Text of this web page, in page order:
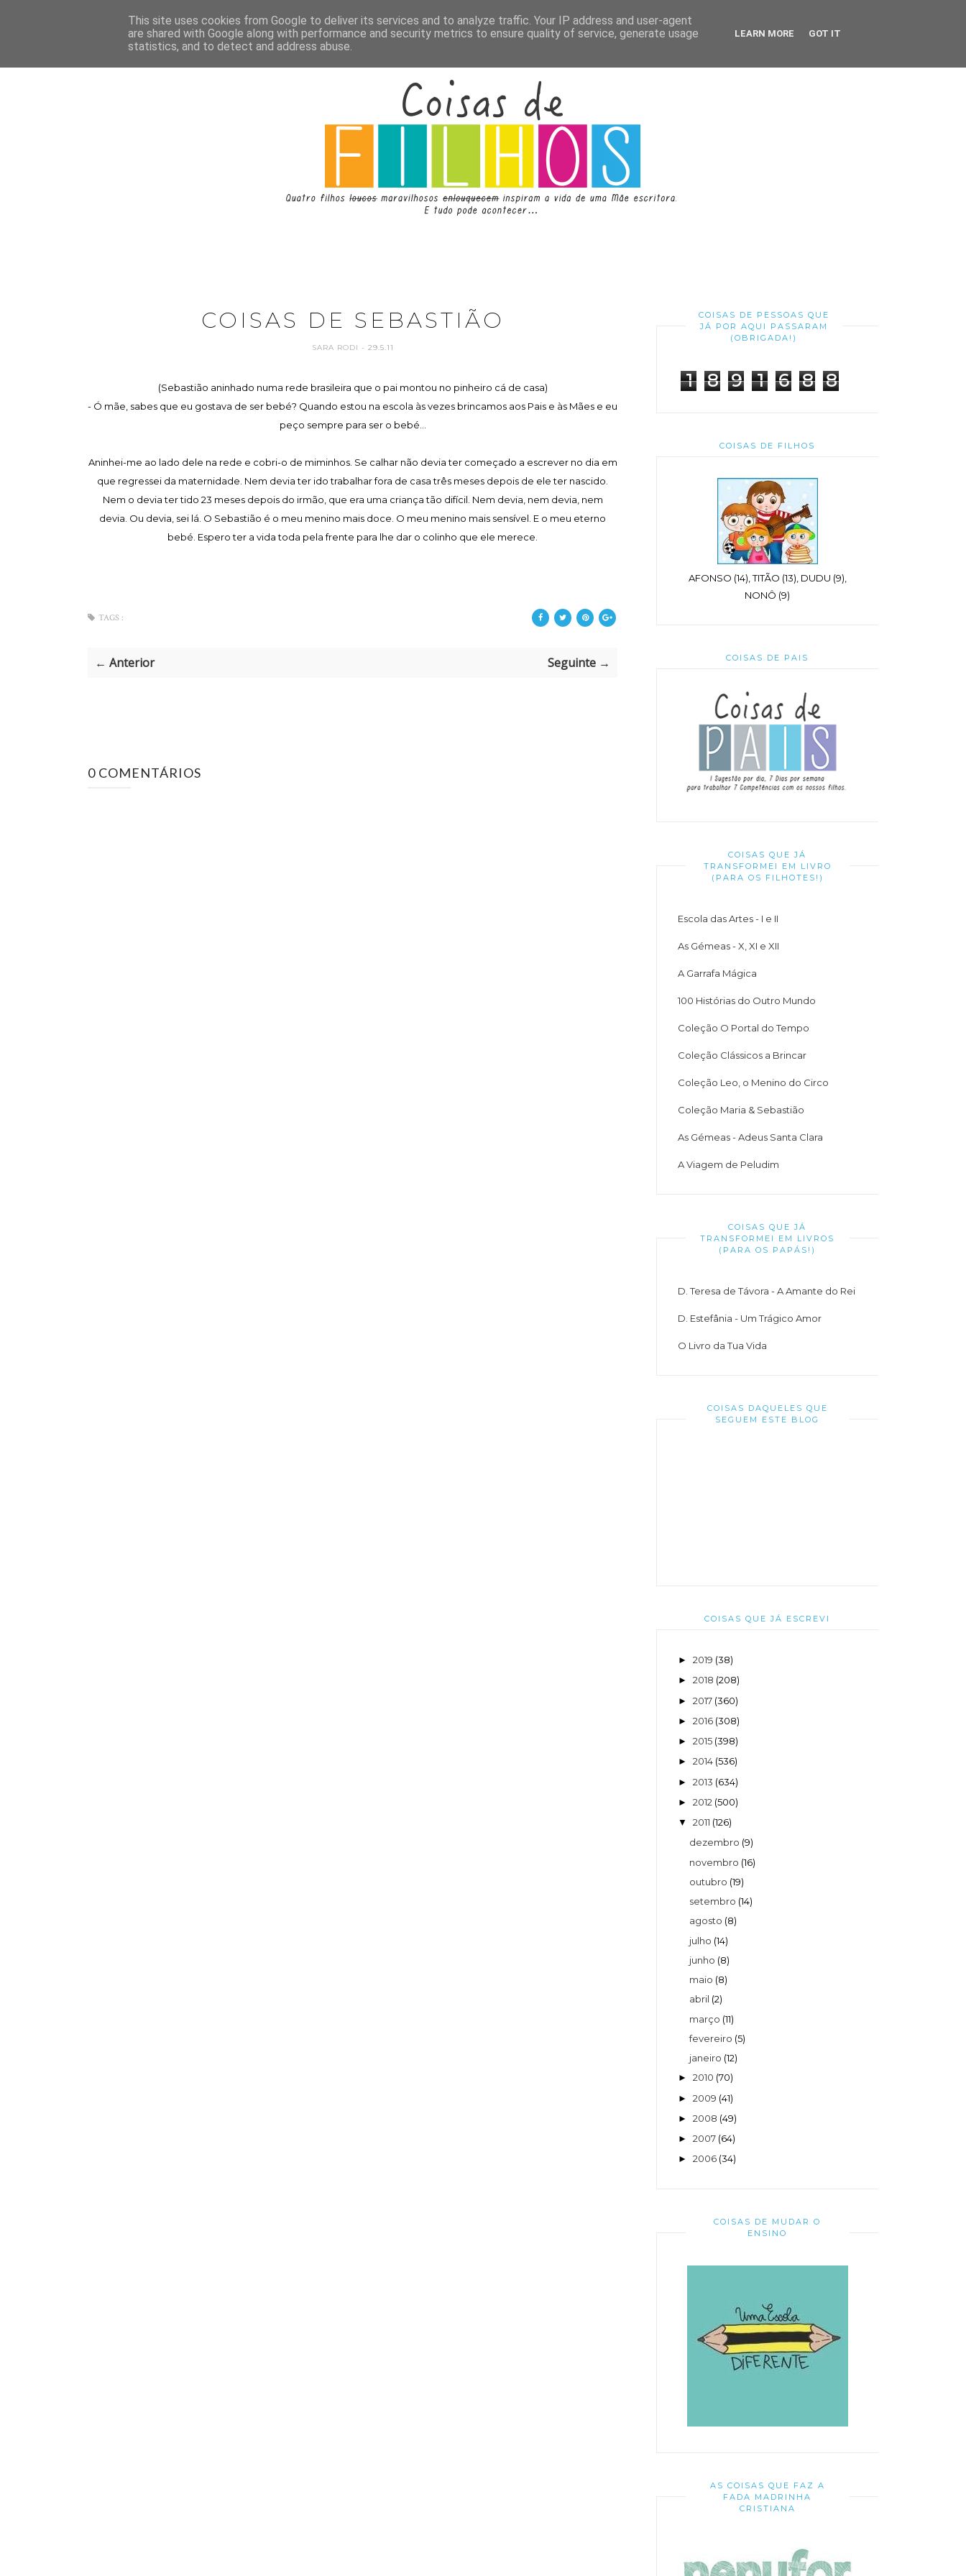
COISAS DE SEBASTIÃO
SARA RODI - 29.5.11
(Sebastião aninhado numa rede brasileira que o pai montou no pinheiro cá de casa)
- Ó mãe, sabes que eu gostava de ser bebé? Quando estou na escola às vezes brincamos aos Pais e às Mães e eu
peço sempre para ser o bebé...
Aninhei-me ao lado dele na rede e cobri-o de miminhos. Se calhar não devia ter começado a escrever no dia em
que regressei da maternidade. Nem devia ter ido trabalhar fora de casa três meses depois de ele ter nascido.
Nem o devia ter tido 23 meses depois do irmão, que era uma criança tão difícil. Nem devia, nem devia, nem
devia. Ou devia, sei lá. O Sebastião é o meu menino mais doce. O meu menino mais sensível. E o meu eterno
bebé. Espero ter a vida toda pela frente para lhe dar o colinho que ele merece.
TAGS :
← Anterior Seguinte →
0 COMENTÁRIOS
COISAS DE PESSOAS QUE
JÁ POR AQUI PASSARAM
(OBRIGADA!)
1 8 9 1 6 8 8
COISAS DE FILHOS
AFONSO (14), TITÃO (13), DUDU (9),
NONÔ (9)
COISAS DE PAIS
COISAS QUE JÁ
TRANSFORMEI EM LIVRO
(PARA OS FILHOTES!)
Escola das Artes - I e II
As Gémeas - X, XI e XII
A Garrafa Mágica
100 Histórias do Outro Mundo
Coleção O Portal do Tempo
Coleção Clássicos a Brincar
Coleção Leo, o Menino do Circo
Coleção Maria & Sebastião
As Gémeas - Adeus Santa Clara
A Viagem de Peludim
COISAS QUE JÁ
TRANSFORMEI EM LIVROS
(PARA OS PAPÁS!)
D. Teresa de Távora - A Amante do Rei
D. Estefânia - Um Trágico Amor
O Livro da Tua Vida
COISAS DAQUELES QUE
SEGUEM ESTE BLOG
COISAS QUE JÁ ESCREVI
► 2019 (38)
► 2018 (208)
► 2017 (360)
► 2016 (308)
► 2015 (398)
► 2014 (536)
► 2013 (634)
► 2012 (500)
▼ 2011 (126)
dezembro (9)
novembro (16)
outubro (19)
setembro (14)
agosto (8)
julho (14)
junho (8)
maio (8)
abril (2)
março (11)
fevereiro (5)
janeiro (12)
► 2010 (70)
► 2009 (41)
► 2008 (49)
► 2007 (64)
► 2006 (34)
COISAS DE MUDAR O
ENSINO
AS COISAS QUE FAZ A
FADA MADRINHA
CRISTIANA
This site uses cookies from Google to deliver its services and to analyze traffic. Your IP address and user-agent
are shared with Google along with performance and security metrics to ensure quality of service, generate usage
statistics, and to detect and address abuse.
LEARN MORE GOT IT